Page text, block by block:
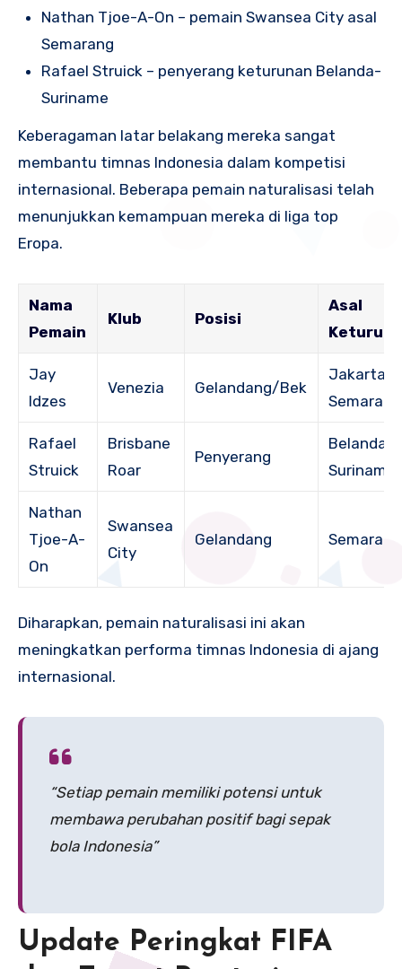
Nathan Tjoe-A-On – pemain Swansea City asal
Semarang
Rafael Struick – penyerang keturunan Belanda-
Suriname
Keberagaman latar belakang mereka sangat
membantu timnas Indonesia dalam kompetisi
internasional. Beberapa pemain naturalisasi telah
menunjukkan kemampuan mereka di liga top
Eropa.
Nama
Pemain
Klub Posisi
Asal
Jay
Idzes
Venezia Gelandang/Bek
Jakarta &
Semarang
Rafael
Struick
Brisbane
Roar
Penyerang
Belanda-
Suriname
Nathan
Tjoe-A-
On
Swansea
City
Gelandang Semarang
Diharapkan, pemain naturalisasi ini akan
meningkatkan performa timnas Indonesia di ajang
internasional.
“Setiap pemain memiliki potensi untuk
membawa perubahan positif bagi sepak
bola Indonesia”
Update Peringkat FIFA